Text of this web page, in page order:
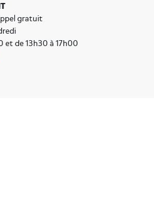
gratuit
et de 13h30 à 17h00